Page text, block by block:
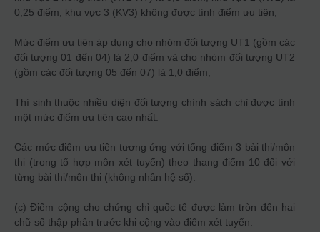
0,25 điểm, khu vực 3 (KV3) không được tính điểm ưu tiên;
Mức điểm ưu tiên áp dụng cho nhóm đối tượng UT1 (gồm các
đối tượng 01 đến 04) là 2,0 điểm và cho nhóm đối tượng UT2
(gồm các đối tượng 05 đến 07) là 1,0 điểm;
Thí sinh thuộc nhiều diện đối tượng chính sách chỉ được tính
một mức điểm ưu tiên cao nhất.
Các mức điểm ưu tiên tương ứng với tổng điểm 3 bài thi/môn
thi (trong tổ hợp môn xét tuyển) theo thang điểm 10 đối với
từng bài thi/môn thi (không nhân hệ số).
(c) Điểm cộng cho chứng chỉ quốc tế được làm tròn đến hai
chữ số thập phân trước khi cộng vào điểm xét tuyển.